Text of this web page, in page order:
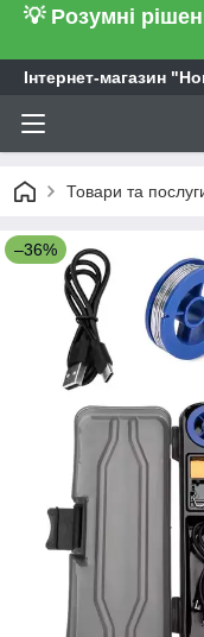
💡 Розумні
Інтернет-магазин
Товари та
–36%